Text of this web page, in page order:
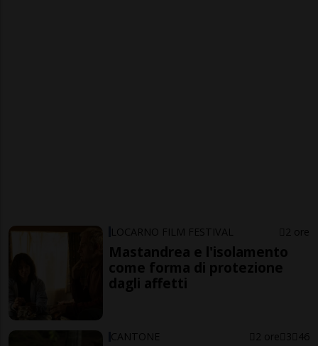
LOCARNO FILM FESTIVAL 2 ore
Mastandrea e l'isolamento
come forma di protezione
dagli affetti
CANTONE 2 ore 3 46